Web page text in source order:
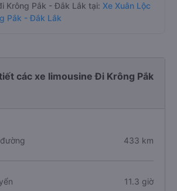
Krông Pắk - Đắk Lắk tại: Xe Xuân Lộc
Pắk - Đắk Lắk
các xe limousine Đi Krông Pắk
433 km
11.3 giờ